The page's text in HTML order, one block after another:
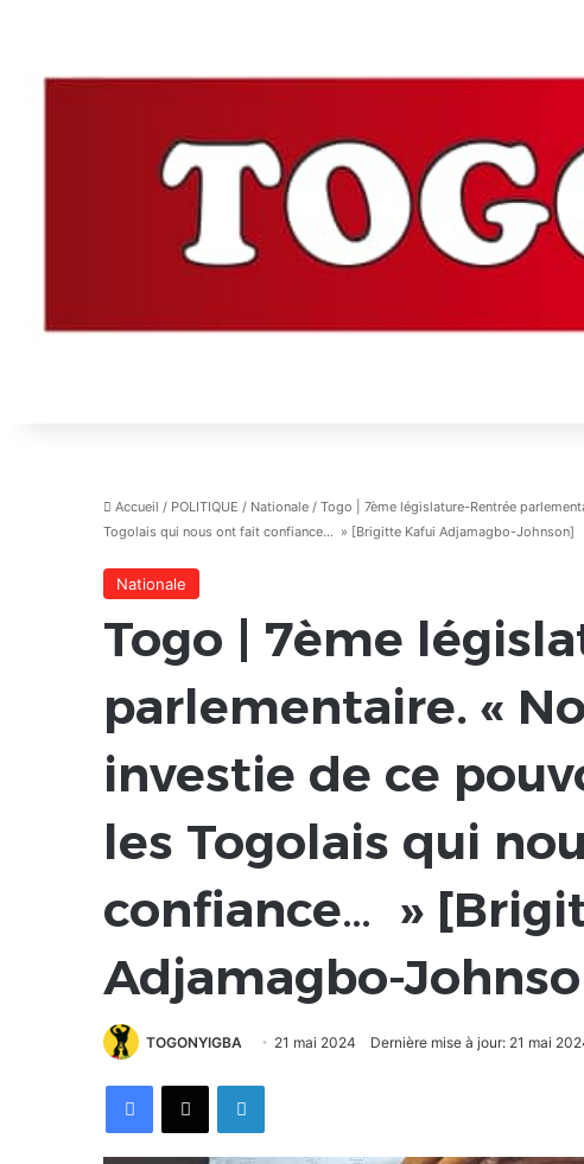
Accueil / POLITIQUE / Nationale / Togo | 7ème législature-Rentrée
Togolais qui nous ont fait confiance… » [Brigitte Kafui Adjamagbo-Johnson]
Nationale
Togo | 7ème
parlementaire. «
investie de ce
les Togolais qui
confiance… »
Adjamagbo-
TOGONYIGBA 21 mai 2024 Dernière mise à jour: 21 mai
FacebookX Linkedin